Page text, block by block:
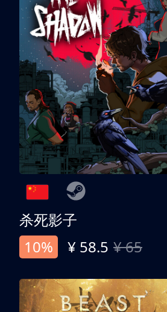
杀死影子
10%
¥ 58.5 ¥ 65